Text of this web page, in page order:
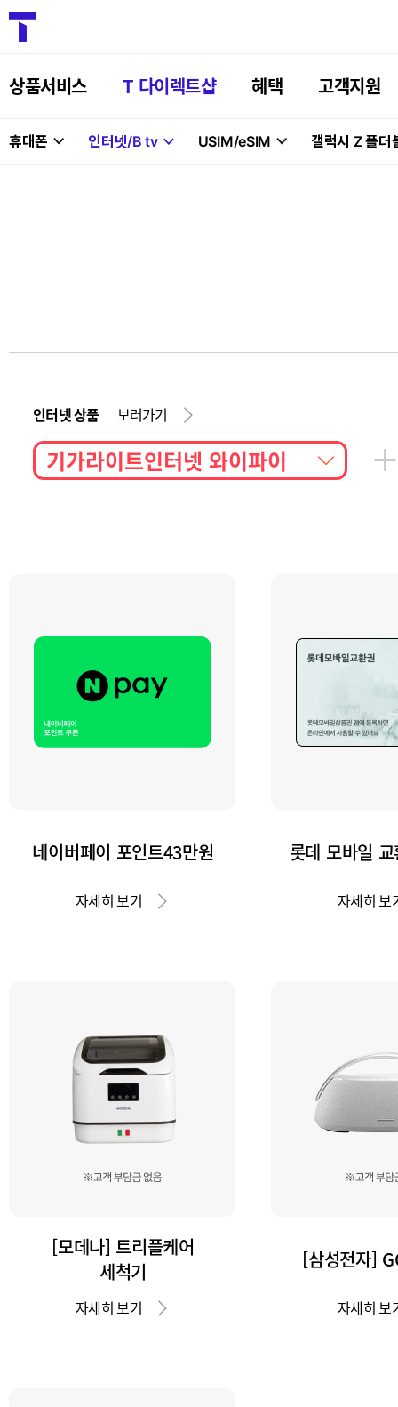
상품서비스 T 다이렉트샵 혜택 고객지원
휴대폰 인터넷/B tv USIM/eSIM 갤럭시 Z 폴더
목
인터넷 상품 보러가기
기가라이트인터넷 와이파이
네이버페이 포인트43만원
자세히 보기
롯데 모바일
자세히 보
[모데나] 트리플케어
세척기
자세히 보기
[삼성전자]
자세히 보